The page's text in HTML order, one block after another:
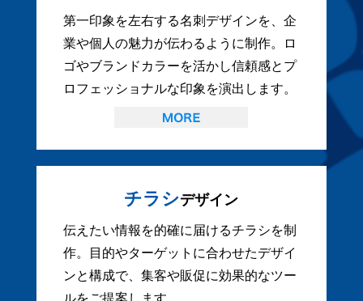
第一印象を左右する名刺デザインを、企
業や個人の魅力が伝わるように制作。ロ
ゴやブランドカラーを活かし信頼感とプ
ロフェッショナルな印象を演出します。
チラシデザイン
伝えたい情報を的確に届けるチラシを制
作。目的やターゲットに合わせたデザイ
ンと構成で、集客や販促に効果的なツー
ルをご提案します。